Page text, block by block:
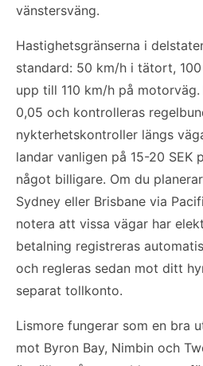
vänstersväng.
Hastighetsgränserna i
standard: 50 km/h i tätort,
upp till 110 km/h på
0,05 och kontrolleras
nykterhetskontroller längs
landar vanligen på 15-20 SEK
något billigare. Om du
Sydney eller Brisbane via
notera att vissa vägar har
betalning registreras
och regleras sedan mot ditt
separat tollkonto.
Lismore fungerar som en bra
mot Byron Bay, Nimbin och